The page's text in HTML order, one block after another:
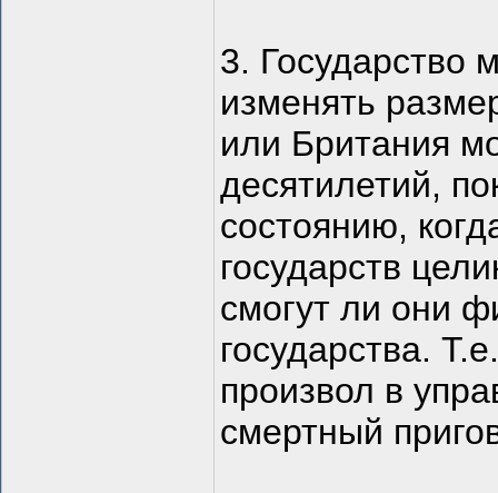
3. Государство
изменять
или Британия
десятилетий,
состоянию,
государств
смогут ли они
государства.
произвол в
смертный